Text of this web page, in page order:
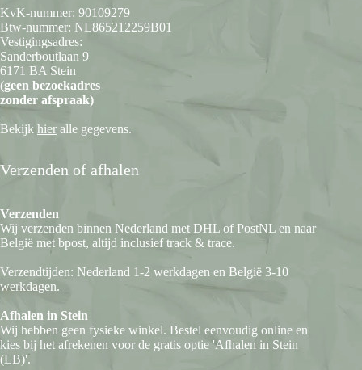
KvK-nummer: 90109279
Btw-nummer: NL865212259B01
Vestigingsadres:
Sanderboutlaan 9
6171 BA Stein
(geen bezoekadres
zonder afspraak)
Bekijk hier alle gegevens.
Verzenden of afhalen
Verzenden
Wij verzenden binnen Nederland met DHL of PostNL en naar
België met bpost, altijd inclusief track & trace.
Verzendtijden: Nederland 1-2 werkdagen en België 3-10
werkdagen.
Afhalen in Stein
Wij hebben geen fysieke winkel. Bestel eenvoudig online en
kies bij het afrekenen voor de gratis optie 'Afhalen in Stein
(LB)'.